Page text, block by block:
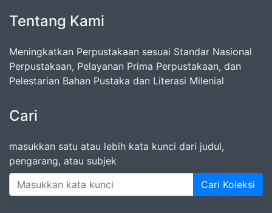
Tentang Kami
Meningkatkan Perpustakaan sesuai Standar Nasional
Perpustakaan, Pelayanan Prima Perpustakaan, dan
Pelestarian Bahan Pustaka dan Literasi Milenial
Cari
masukkan satu atau lebih kata kunci dari judul,
pengarang, atau subjek
Cari Koleksi